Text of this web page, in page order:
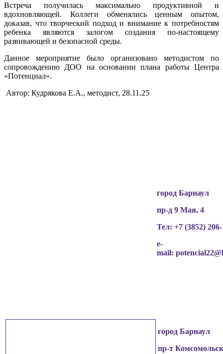
Встреча получилась максимально продуктивной и
вдохновляющей. Коллеги обменялись ценным опытом,
доказав, что творческий подход и внимание к потребностям
ребенка являются залогом создания по-настоящему
развивающей и безопасной среды.
Данное мероприятие было организовано методистом по
сопровождению ДОО на основании плана работы Центра
«Потенциал».
Автор: Кудрякова Е.А., методист, 28.11.25
город Барнаул
пр-д 9 Мая, 4
Тел: +7 (3852)
e-
mail:
город Барнаул
пр-т